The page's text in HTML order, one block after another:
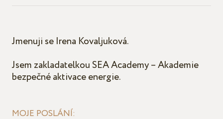
Jmenuji se Irena Kovaljuková.
Jsem zakladatelkou SEA Academy – Akademie
bezpečné aktivace energie.
MOJE POSLÁNÍ: